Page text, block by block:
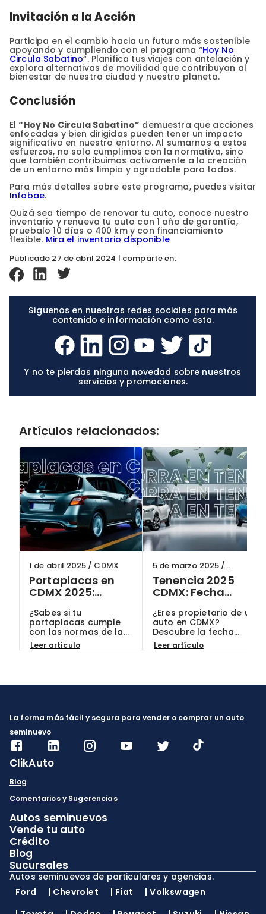
Invitación a la Acción
Participa en el cambio hacia un futuro más sostenible
apoyando y cumpliendo con el programa “Hoy No
Circula Sabatino“. Planifica tus viajes con antelación y
explora alternativas de movilidad que contribuyan al
bienestar de nuestra ciudad y nuestro planeta.
Conclusión
El“Hoy No Circula Sabatino” demuestra que acciones
enfocadas y bien dirigidas pueden tener un impacto
significativo en nuestro entorno. Al sumarnos a estos
esfuerzos, no solo cumplimos con la normativa, sino
que también contribuimos activamente a la creación
de un entorno más limpio y agradable para todos.
Para más detalles sobre este programa, puedes visitar
Infobae.
Quizá sea tiempo de renovar tu auto, conoce nuestro
inventario y renueva tu auto con 1 año de garantía,
pruebalo 10 días o 400 km y con financiamiento
flexible. Mira el inventario disponible
Publicado 27 de abril 2024 | comparte en:
Síguenos en nuestras redes sociales para más
contenido e información como esta.
Y no te pierdas ninguna novedad sobre nuestros
servicios y promociones.
Artículos relacionados:
1 de abril 2025 / CDMX
Portaplacas en
CDMX 2025:
permitidos y
cómo evitar
multas?
¿Sabes si tu
portaplacas cumple
con las normas de la
CDMX? Descubre qué
modelos están
y por qué elegir autos
verificada en ClikAuto
Leer artículo
5 de marzo 2025 /
Tenencia 2025
CDMX: Fecha
descuento y
cómo ahorrar
¿Eres propietario de un
auto en CDMX?
Descubre la fecha
límite para obtener el
descuento de tenencia
tu auto en regla.
Leer artículo
La forma más fácil y segura para vender o comprar un auto
seminuevo
ClikAuto
Blog
Comentarios y Sugerencias
Autos seminuevos
Vende tu auto
Crédito
Blog
Sucursales
Autos seminuevos de particulares y agencias.
Ford
| Chevrolet | Fiat |Volkswagen